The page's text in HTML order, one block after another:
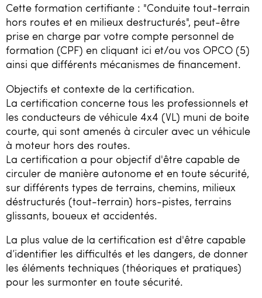
Cette formation certifiante : "Conduite tout-terrain
hors routes et en milieux destructurés", peut-être
prise en charge par votre compte personnel de
formation (CPF) en cliquant ici et/ou vos OPCO (5)
ainsi que différents mécanismes de financement.
Objectifs et contexte de la certification.
La certification concerne tous les professionnels et
les conducteurs de véhicule 4x4 (VL) muni de boite
courte, qui sont amenés à circuler avec un véhicule
à moteur hors des routes.
La certification a pour objectif d'être capable de
circuler de manière autonome et en toute sécurité,
sur différents types de terrains, chemins, milieux
déstructurés (tout-terrain) hors-pistes, terrains
glissants, boueux et accidentés.
La plus value de la certification est d'être capable
d’identifier les difficultés et les dangers, de donner
les éléments techniques (théoriques et pratiques)
pour les surmonter en toute sécurité.